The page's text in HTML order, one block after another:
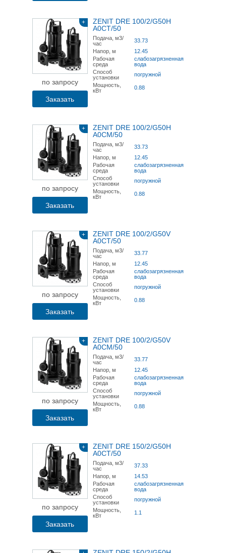
+
по запросу
Заказать
ZENIT DRE 100/2/G50H
A0CT/50
Подача, м3/
час
33.73
Напор, м
12.45
Рабочая
среда
слабозагрязненная
вода
Способ
установки
погружной
Мощность,
кВт
0.88
+
по запросу
Заказать
ZENIT DRE 100/2/G50H
A0CM/50
Подача, м3/
час
33.73
Напор, м
12.45
Рабочая
среда
слабозагрязненная
вода
Способ
установки
погружной
Мощность,
кВт
0.88
+
по запросу
Заказать
ZENIT DRE 100/2/G50V
A0CT/50
Подача, м3/
час
33.77
Напор, м
12.45
Рабочая
среда
слабозагрязненная
вода
Способ
установки
погружной
Мощность,
кВт
0.88
+
по запросу
Заказать
ZENIT DRE 100/2/G50V
A0CM/50
Подача, м3/
час
33.77
Напор, м
12.45
Рабочая
среда
слабозагрязненная
вода
Способ
установки
погружной
Мощность,
кВт
0.88
+
по запросу
Заказать
ZENIT DRE 150/2/G50H
A0CT/50
Подача, м3/
час
37.33
Напор, м
14.53
Рабочая
среда
слабозагрязненная
вода
Способ
установки
погружной
Мощность,
кВт
1.1